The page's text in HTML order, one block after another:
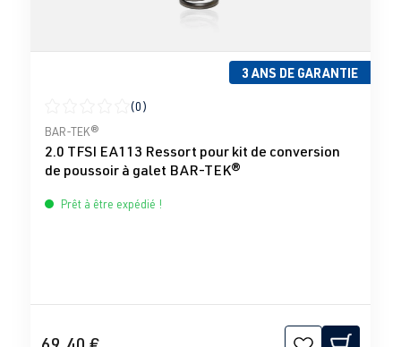
3 ANS DE GARANTIE
Note moyenne de 0 sur 5 étoiles
(0)
BAR-TEK®
2.0 TFSI EA113 Ressort pour kit de conversion
de poussoir à galet BAR-TEK®
Prêt à être expédié !